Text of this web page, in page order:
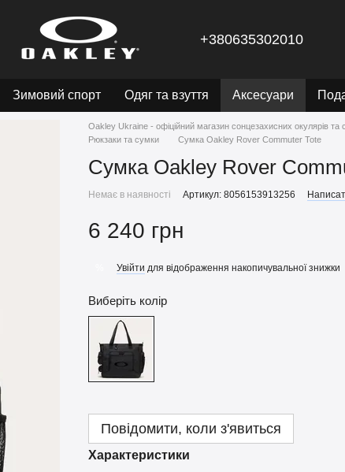
+380635302010
Зимовий спорт Одяг та взуття Аксесуари
Oakley Ukraine - офіційний магазин сонцезахисних окулярів та
Рюкзаки та сумки
Сумка Oakley Rover Commuter Tote
Сумка Oakley Rover
Немає в наявності Артикул: 8056153913256
6 240 грн
Увійти для відображення накопичувальної знижки
Виберіть колір
Повідомити, коли з'явиться
Характеристики